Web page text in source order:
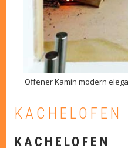
Offener Kamin modern
KACHELOFEN